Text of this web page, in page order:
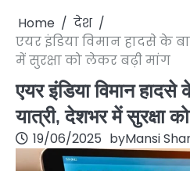
Home
देश
एयर इंडिया विमान हादसे के
में सुरक्षा को लेकर बढ़ी मांग
एयर इंडिया विमान हादसे
यात्री, देशभर में सुरक्षा
19/06/2025 byMansi